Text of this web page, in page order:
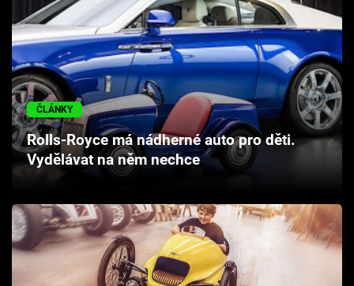
Seriály
Hry
Cool Esport
Pořady
TV Program
Sledujte prima+
Přihlášení
ČLÁNKY
Rolls-Royce má nádherné auto pro děti.
Vydělávat na něm nechce